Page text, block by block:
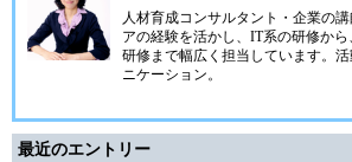
人材育成コンサルタント・企業の
アの経験を活かし、IT系の研修か
研修まで幅広く担当しています。
ニケーション。
最近のエントリー